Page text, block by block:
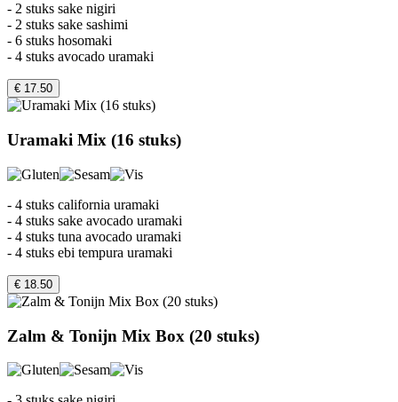
- 2 stuks sake nigiri
- 2 stuks sake sashimi
- 6 stuks hosomaki
- 4 stuks avocado uramaki
€ 17.50
Uramaki Mix (16 stuks)
- 4 stuks california uramaki
- 4 stuks sake avocado uramaki
- 4 stuks tuna avocado uramaki
- 4 stuks ebi tempura uramaki
€ 18.50
Zalm & Tonijn Mix Box (20 stuks)